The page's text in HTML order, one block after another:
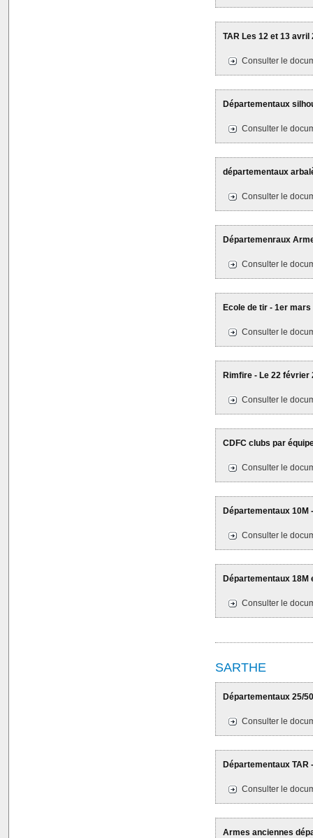
TAR Les 12 et 13
Consulter le
Départementaux
Consulter le
départementaux
Consulter le
Départemenraux
Consulter le
Ecole de tir - 1er mars
Consulter le
Rimfire - Le 22 février
Consulter le
CDFC clubs par
Consulter le
Départementaux 10M
Consulter le
Départementaux 18M
Consulter le
SARTHE
Départementaux 25/
Consulter le
Départementaux TAR
Consulter le
Armes anciennes